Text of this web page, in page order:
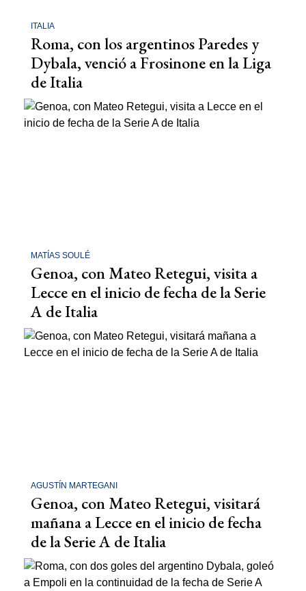
ITALIA
Roma, con los argentinos Paredes y
Dybala, venció a Frosinone en la Liga
de Italia
MATÍAS SOULÉ
Genoa, con Mateo Retegui, visita a
Lecce en el inicio de fecha de la Serie
A de Italia
AGUSTÍN MARTEGANI
Genoa, con Mateo Retegui, visitará
mañana a Lecce en el inicio de fecha
de la Serie A de Italia